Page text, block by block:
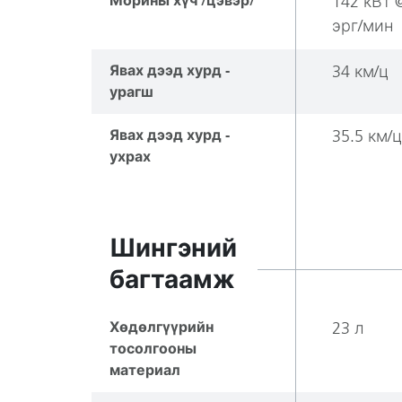
эрг/мин
Явах дээд хурд -
урагш
34 км/ц
Явах дээд хурд -
ухрах
35.5 км/ц
Шингэний
багтаамж
Хөдөлгүүрийн
тосолгооны
материал
23 л